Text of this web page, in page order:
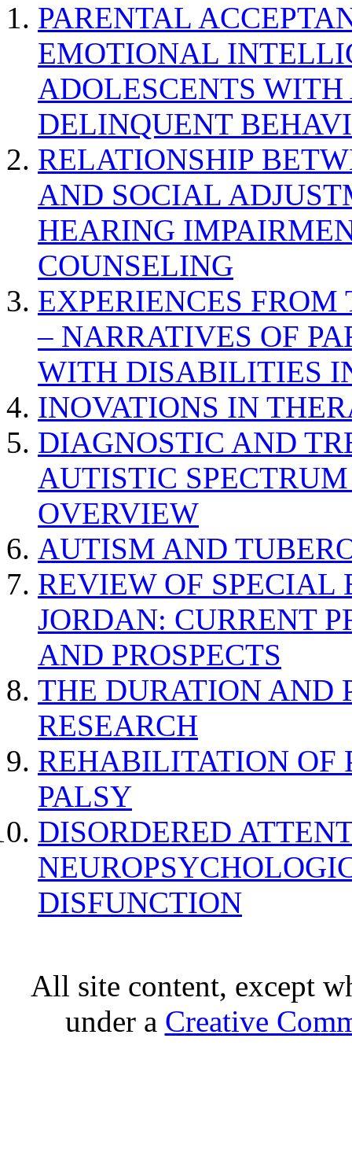
PARENTAL
EMOTIONAL
ADOLESCENTS
DELINQUENT
RELATIONSHIP
AND SOCIAL
HEARING
COUNSELING
EXPERIENCES
– NARRATIVES OF
WITH DISABILITIES
INOVATIONS IN
DIAGNOSTIC AND
AUTISTIC
OVERVIEW
AUTISM AND
REVIEW OF SPECIAL
JORDAN: CURRENT
AND PROSPECTS
THE DURATION AND
RESEARCH
REHABILITATION OF
PALSY
DISORDERED
DISFUNCTION
All site content, except
under a Creative